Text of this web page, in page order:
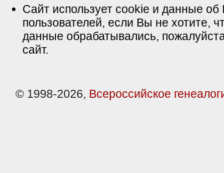
Сайт использует cookie и данные об
пользователей, если Вы не хотите,
данные обрабатывались,
сайт.
© 1998-2026, Всероссийское